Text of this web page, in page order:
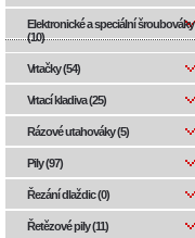
Elektronické a speciální šroubováky
(10)
Vrtačky (54)
Vrtací kladiva (25)
Rázové utahováky (5)
Pily (97)
Řezání dlaždic (0)
Řetězové pily (11)